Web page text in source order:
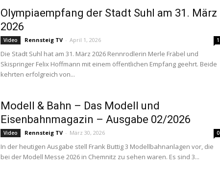
Olympiaempfang der Stadt Suhl am 31. März
2026
Video Rennsteig TV - April 1, 2026 1
Die Stadt Suhl hat am 31. März 2026 Rennrodlerin Merle Fräbel und
Skispringer Felix Hoffmann mit einem öffentlichen Empfang geehrt. Beide
kehrten erfolgreich von...
Modell & Bahn – Das Modell und
Eisenbahnmagazin – Ausgabe 02/2026
Video Rennsteig TV - März 30, 2026 0
In der heutigen Ausgabe stell Frank Buttig 3 Modellbahnanlagen vor, die
bei der Modell Messe 2026 in Chemnitz zu sehen waren. Es sind 3...